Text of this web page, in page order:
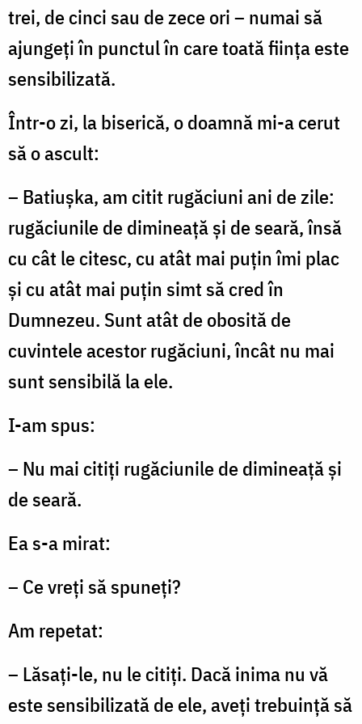
trei, de cinci sau de zece ori – numai să
ajungeţi în punctul în care toată fiinţa este
sensibilizată.
Într-o zi, la biserică, o doamnă mi-a cerut
să o ascult:
– Batiuşka, am citit rugăciuni ani de zile:
rugăciunile de dimineaţă şi de seară, însă
cu cât le citesc, cu atât mai puţin îmi plac
şi cu atât mai puţin simt să cred în
Dumnezeu. Sunt atât de obosită de
cuvintele acestor rugăciuni, încât nu mai
sunt sensibilă la ele.
I-am spus:
– Nu mai citiţi rugăciunile de dimineaţă şi
de seară.
Ea s-a mirat:
– Ce vreţi să spuneţi?
Am repetat:
– Lăsaţi-le, nu le citiţi. Dacă inima nu vă
este sensibilizată de ele, aveţi trebuinţă să